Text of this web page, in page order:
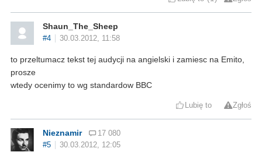
Shaun_The_Sheep
#4 30.03.2012, 11:58
to przeltumacz tekst tej audycji na angielski i zamiesc na Emito,
prosze
wtedy ocenimy to wg standardow BBC
Lubię to Zgłoś
Nieznamir
17 080
#5
30.03.2012, 12:05